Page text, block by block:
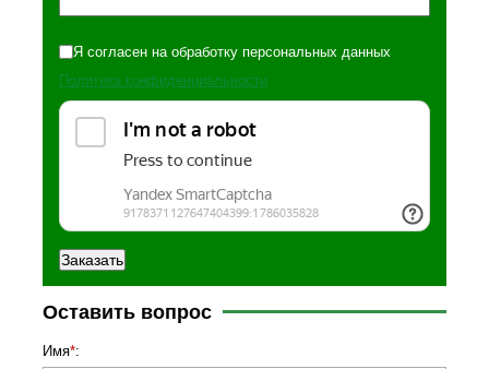
Я согласен на обработку персональных данных
Политика конфиденциальности
Оставить вопрос
Имя*: